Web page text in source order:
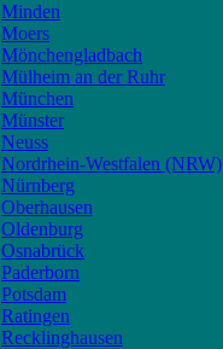
Minden
Moers
Mönchengladbach
Mülheim an der Ruhr
München
Münster
Neuss
Nordrhein-Westfalen (NRW)
Nürnberg
Oberhausen
Oldenburg
Osnabrück
Paderborn
Potsdam
Ratingen
Recklinghausen